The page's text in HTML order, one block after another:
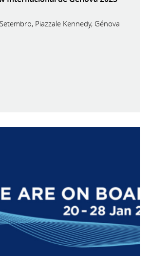
Piazzale Kennedy, Génova